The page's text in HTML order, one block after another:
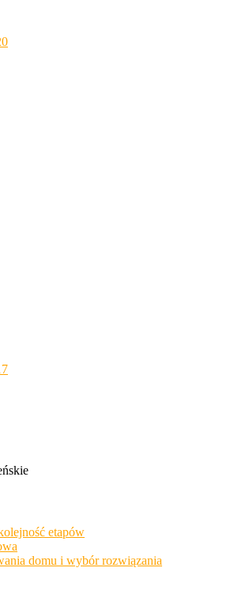
etapów
domu i wybór rozwiązania